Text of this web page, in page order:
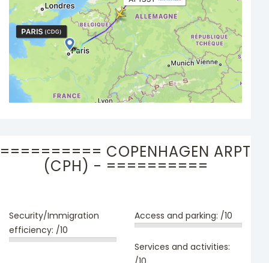
========== COPENHAGEN ARPT
(CPH) - ==========
Security/Immigration
efficiency: /10
Access and parking: /10
Services and activities: